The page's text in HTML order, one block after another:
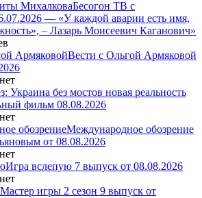
Бесогон ТВ с
— «У каждой аварии есть имя,
– Лазарь Моисеевич Каганович»
Вести с Ольгой Армяковой
Украина без мостов новая реальность
фильм 08.08.2026
Международное обозрение
от 08.08.2026
Игра вслепую 7 выпуск от 08.08.2026
Мастер игры 2 сезон 9 выпуск от